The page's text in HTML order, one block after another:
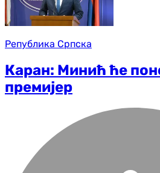
Република Српска
Каран: Минић ће
премијер